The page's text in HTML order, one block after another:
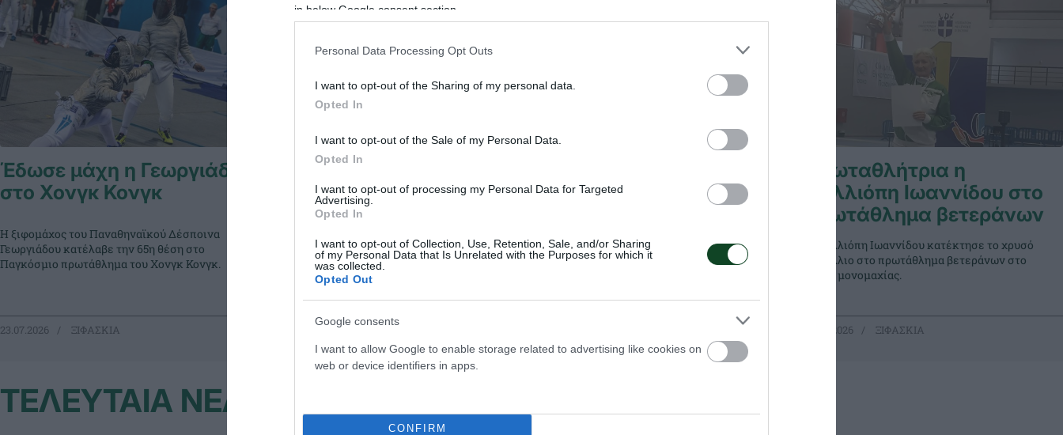
in below Google consent section.
Personal Data Processing Opt Outs
I want to opt-out of the Sharing of my personal data.
Opted In
I want to opt-out of the Sale of my Personal Data.
Opted In
I want to opt-out of processing my Personal Data for Targeted
Advertising.
Opted In
I want to opt-out of Collection, Use, Retention, Sale, and/or Sharing
of my Personal Data that Is Unrelated with the Purposes for which it
was collected.
Opted Out
Google consents
I want to allow Google to enable storage related to advertising like cookies on
web or device identifiers in apps.
CONFIRM
Έδωσε μάχη η Γεωργιάδου
στο Χονγκ Κονγκ
Η ξιφομάχος του Παναθηναϊκού Δέσποινα
Γεωργιάδου κατέλαβε την 65η θέση στο
Παγκόσμιο πρωτάθλημα του Χονγκ Κονγκ.
23.07.2026 ΞΙΦΑΣΚΙΑ
Πρωτιά Καββαδία στα
Σπάτα
στη διοργάνωση Top Epee Greek Fencers,
που πραγματοποιήθηκε στα Σπάτα.
ΞΙΦΑΣΚΙΑ
Ευρωπαϊκό
Δέσποινα Γεωργιάδου, η οποία κατέλαβε
την ένατη θέση στη σπάθη γυναικών, στο
Πρωταθλήτρια η
Καλλιόπη Ιωαννίδου στο
πρωτάθλημα βετεράνων
Η Καλλιόπη Ιωαννίδου κατέκτησε το χρυσό
μετάλλιο στο πρωτάθλημα βετεράνων στο
ξίφος μονομαχίας.
13.06.2026 ΞΙΦΑΣΚΙΑ
ΤΕΛΕΥΤΑΙΑ ΝΕΑ